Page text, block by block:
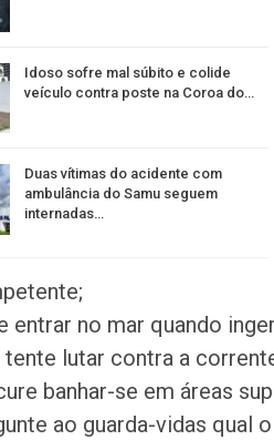
Idoso sofre mal súbito e colide
veículo contra poste na Coroa do…
Duas vítimas do acidente com
ambulância do Samu seguem
internadas…
entrar no mar quando
tente lutar contra a
banhar-se em áreas
ao guarda-vidas qual